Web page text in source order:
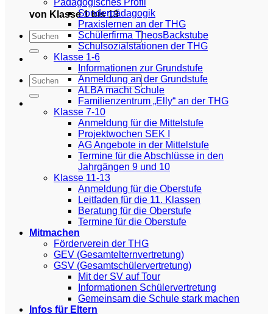
von Klasse 1 bis 13
Pädagogisches Profil
Sonderpädagogik
Praxislernen an der THG
Schülerfirma TheosBackstube
Schulsozialstationen der THG
Klasse 1-6
Informationen zur Grundstufe
Anmeldung an der Grundstufe
ALBA macht Schule
Familienzentrum „Elly“ an der THG
Klasse 7-10
Anmeldung für die Mittelstufe
Projektwochen SEK I
AG Angebote in der Mittelstufe
Termine für die Abschlüsse in den
Jahrgängen 9 und 10
Klasse 11-13
Anmeldung für die Oberstufe
Leitfaden für die 11. Klassen
Beratung für die Oberstufe
Termine für die Oberstufe
Mitmachen
Förderverein der THG
GEV (Gesamtelternvertretung)
GSV (Gesamtschülervertretung)
Mit der SV auf Tour
Informationen Schülervertretung
Gemeinsam die Schule stark machen
Infos für Eltern